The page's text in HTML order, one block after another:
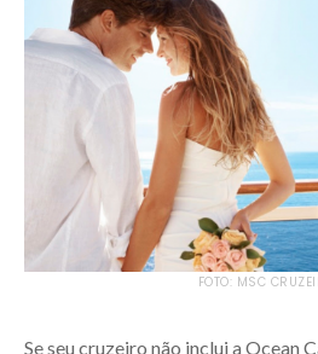
FOTO: MSC
Se seu cruzeiro não inclui a Ocean